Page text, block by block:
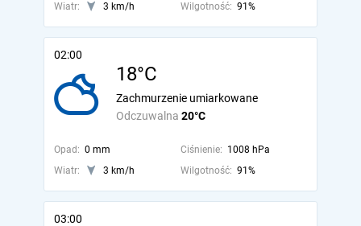
Wiatr:
3 km/h Wilgotność: 91%
02:00
18°C
Odczuwalna 20°C
Zachmurzenie umiarkowane
Opad: 0 mm Ciśnienie: 1008 hPa
Wiatr:
3 km/h Wilgotność: 91%
03:00